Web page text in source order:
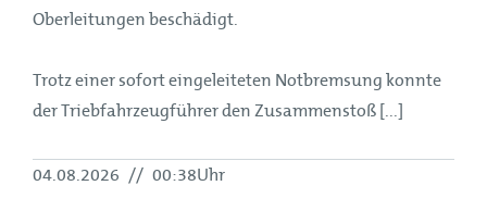
Oberleitungen beschädigt.
Trotz einer sofort eingeleiteten Notbremsung konnte
der Triebfahrzeugführer den Zusammenstoß [...]
04.08.2026 // 00:38Uhr